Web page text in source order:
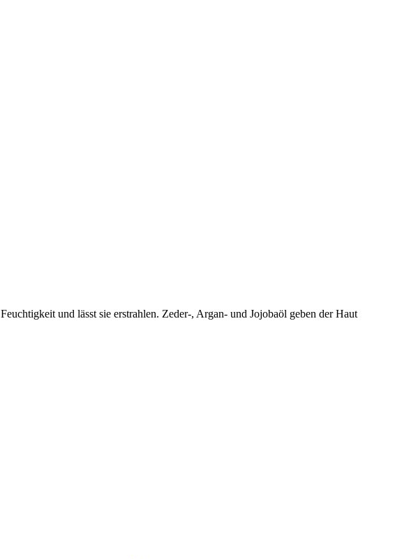
und lässt sie erstrahlen. Zeder-, Argan- und Jojobaöl geben der Haut